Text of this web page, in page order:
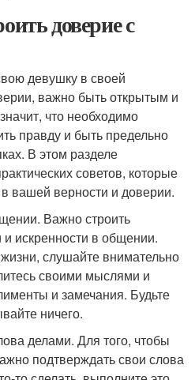
доверие с
девушку в своей
важно быть открытым и
что необходимо
правду и быть предельно
В этом разделе
советов, которые
вашей верности и доверии.
Важно строить
искренности в общении.
слушайте внимательно
своими мыслями и
и замечания. Будьте
ничего.
делами. Для того, чтобы
подтверждать свои слова